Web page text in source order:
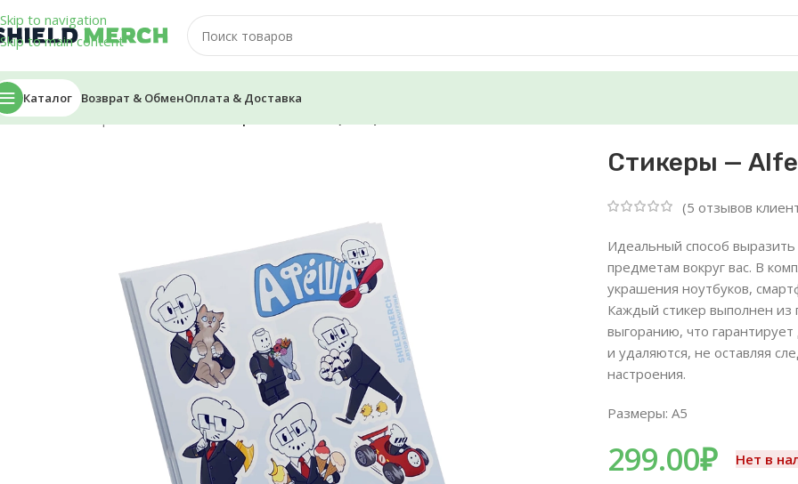
Skip to navigation
Skip to main content
Каталог Возврат & ОбменОплата & Доставка
Главная/Стикеры и Наклейки
Стикеры —
(5 отзывов
Идеальный способ
предметам вокруг вас. В
украшения ноутбуков,
Каждый стикер выполнен из
выгоранию, что гарантирует
и удаляются, не оставляя
настроения.
Размеры: A5
299.00₽
Нет в